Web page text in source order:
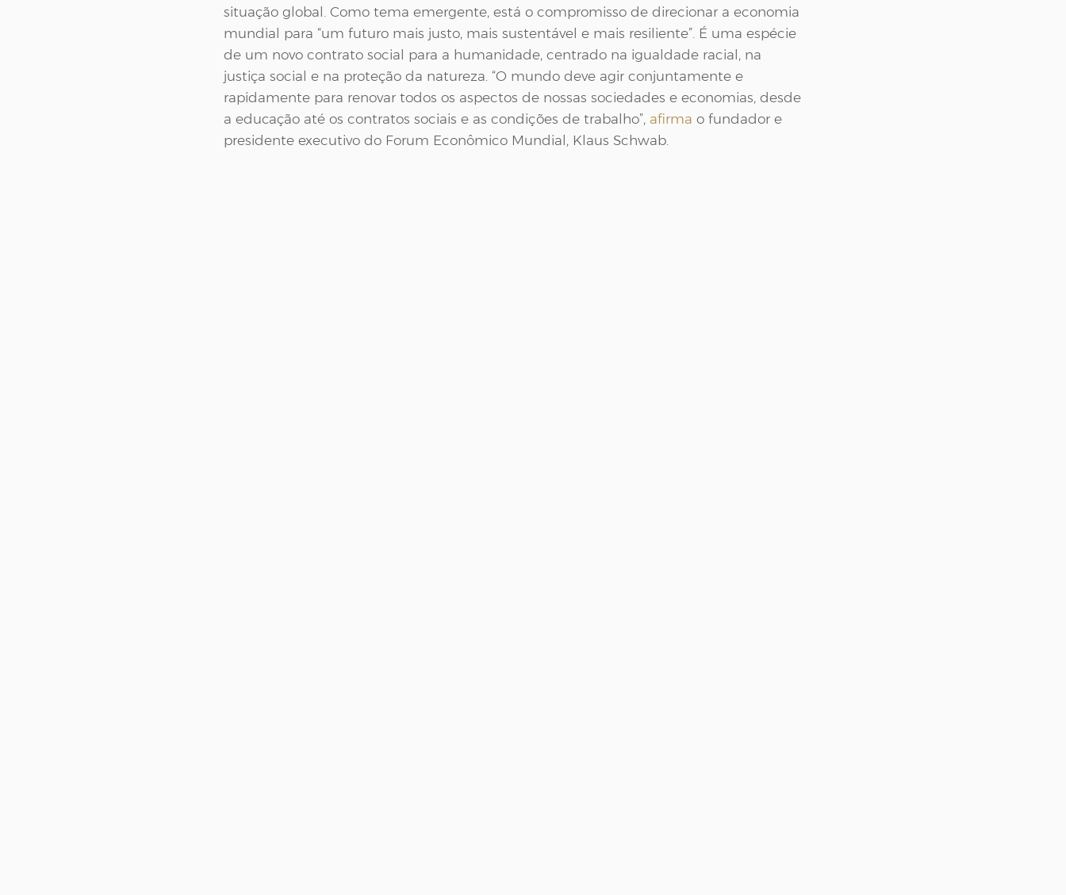
situação global. Como tema emergente, está o compromisso de direcionar a economia
mundial para “um futuro mais justo, mais sustentável e mais resiliente”. É uma espécie
de um novo contrato social para a humanidade, centrado na igualdade racial, na
justiça social e na proteção da natureza. “O mundo deve agir conjuntamente e
rapidamente para renovar todos os aspectos de nossas sociedades e economias, desde
a educação até os contratos sociais e as condições de trabalho”, afirma o fundador e
presidente executivo do Forum Econômico Mundial, Klaus Schwab.